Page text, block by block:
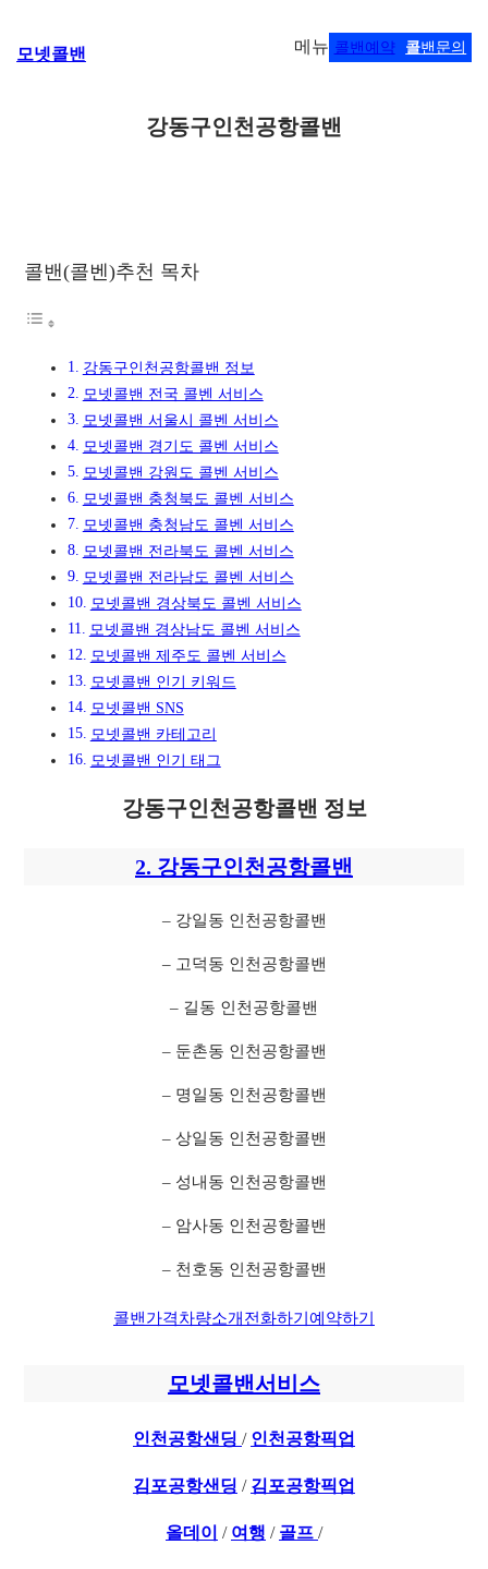
텐
모넷콜밴 메뉴 콜밴예약 콜밴문의
강동구인천공항콜밴
콜밴(콜벤)추천 목차
강동구인천공항콜밴 정보
모넷콜밴 전국 콜벤 서비스
모넷콜밴 서울시 콜벤 서비스
모넷콜밴 경기도 콜벤 서비스
모넷콜밴 강원도 콜벤 서비스
모넷콜밴 충청북도 콜벤 서비스
모넷콜밴 충청남도 콜벤 서비스
모넷콜밴 전라북도 콜벤 서비스
모넷콜밴 전라남도 콜벤 서비스
모넷콜밴 경상북도 콜벤 서비스
모넷콜밴 경상남도 콜벤 서비스
모넷콜밴 제주도 콜벤 서비스
모넷콜밴 인기 키워드
모넷콜밴 SNS
모넷콜밴 카테고리
모넷콜밴 인기 태그
강동구인천공항콜밴 정보
2. 강동구인천공항콜밴
– 강일동 인천공항콜밴
– 고덕동 인천공항콜밴
– 길동 인천공항콜밴
– 둔촌동 인천공항콜밴
– 명일동 인천공항콜밴
– 상일동 인천공항콜밴
– 성내동 인천공항콜밴
– 암사동 인천공항콜밴
– 천호동 인천공항콜밴
콜밴가격차량소개 전화하기 예약하기
모넷콜밴서비스
인천공항샌딩 / 인천공항픽업
김포공항샌딩 / 김포공항픽업
올데이 / 여행 / 골프 /